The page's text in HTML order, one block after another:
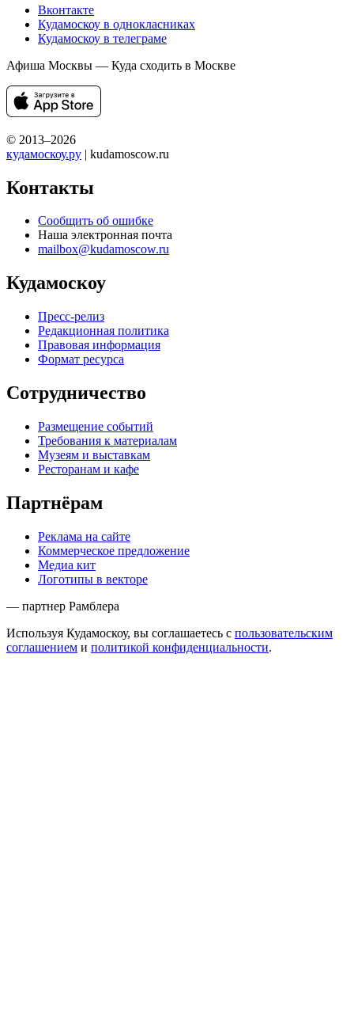
Вконтакте
Кудамоскоу в однокласниках
Кудамоскоу в телеграме
Афиша Москвы — Куда сходить в Москве
© 2013–2026
кудамоскоу.ру | kudamoscow.ru
Контакты
Сообщить об ошибке
Наша электронная почта
mailbox@kudamoscow.ru
Кудамоскоу
Пресс-релиз
Редакционная политика
Правовая информация
Формат ресурса
Сотрудничество
Размещение событий
Требования к материалам
Музеям и выставкам
Ресторанам и кафе
Партнёрам
Реклама на сайте
Коммерческое предложение
Медиа кит
Логотипы в векторе
— партнер Рамблера
Используя Кудамоскоу, вы соглашаетесь с пользовательским
соглашением и политикой конфиденциальности.